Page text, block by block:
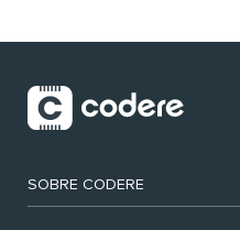
SOBRE CODERE